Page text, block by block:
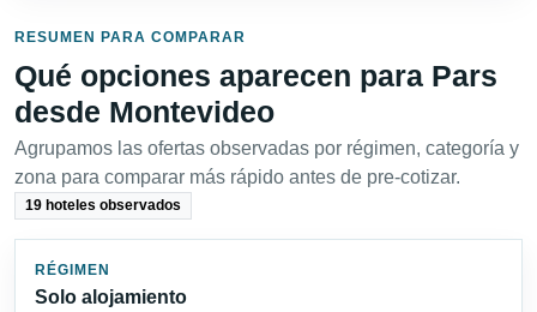
RESUMEN PARA COMPARAR
Qué opciones aparecen para Pars
desde Montevideo
Agrupamos las ofertas observadas por régimen, categoría y
zona para comparar más rápido antes de pre-cotizar.
19 hoteles observados
RÉGIMEN
Solo alojamiento